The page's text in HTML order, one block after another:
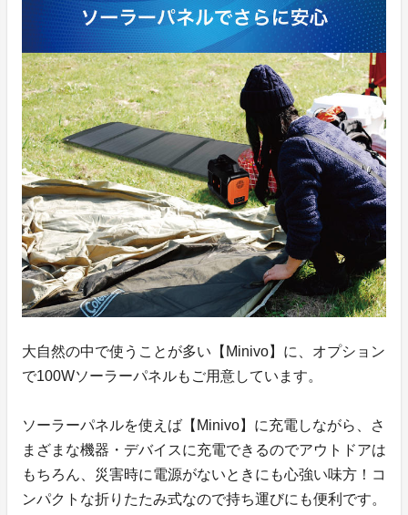
大自然の中で使うことが多い【Minivo】に、オプション
で100Wソーラーパネルもご用意しています。
ソーラーパネルを使えば【Minivo】に充電しながら、さ
まざまな機器・デバイスに充電できるのでアウトドアは
もちろん、災害時に電源がないときにも心強い味方！コ
ンパクトな折りたたみ式なので持ち運びにも便利です。